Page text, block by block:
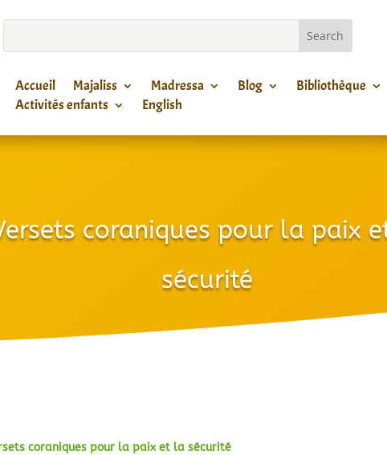
Accueil Majaliss Madressa Blog
Bibliothèque
Activités enfants
English
coraniques pour la paix
sécurité
coraniques pour la paix et la sécurité